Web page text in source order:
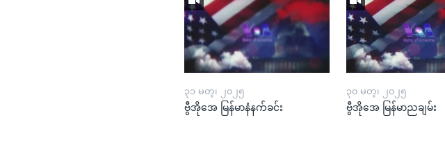
၃၁ မတ္၊ ၂၀၂၅
ဗွီအိုအေ မြန်မာနံနက်ခင်း
၃၀ မတ္၊ ၂၀၂၅
ဗွီအိုအေ မြန်မာညချမ်း